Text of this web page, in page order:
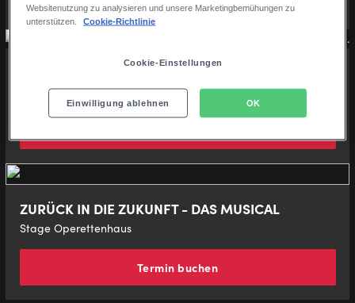
Disneys Musical TARZAN
Stage Theater Neue Flora
ZURÜCK IN DIE ZUKUNFT - DAS MUSICAL
Stage Operettenhaus
Termin buchen
Websitenutzung zu analysieren und unsere Marketingbemühungen zu
unterstützen.
Cookie-Richtlinie
Cookie-Einstellungen
Einwilligung ablehnen OK